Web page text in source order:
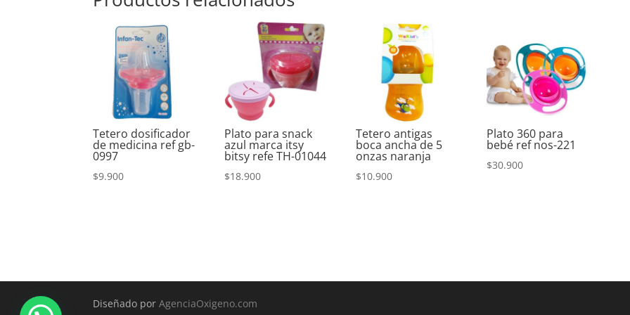
Tetero dosificador
de medicina ref gb-
0997
$9.900
Plato para snack
azul marca itsy
bitsy refe TH-01044
$18.900
Tetero antigas
boca ancha de 5
onzas naranja
$10.900
Plato 360 para
bebé ref nos-221
$30.900
Diseñado por AgenciaOxigeno.com